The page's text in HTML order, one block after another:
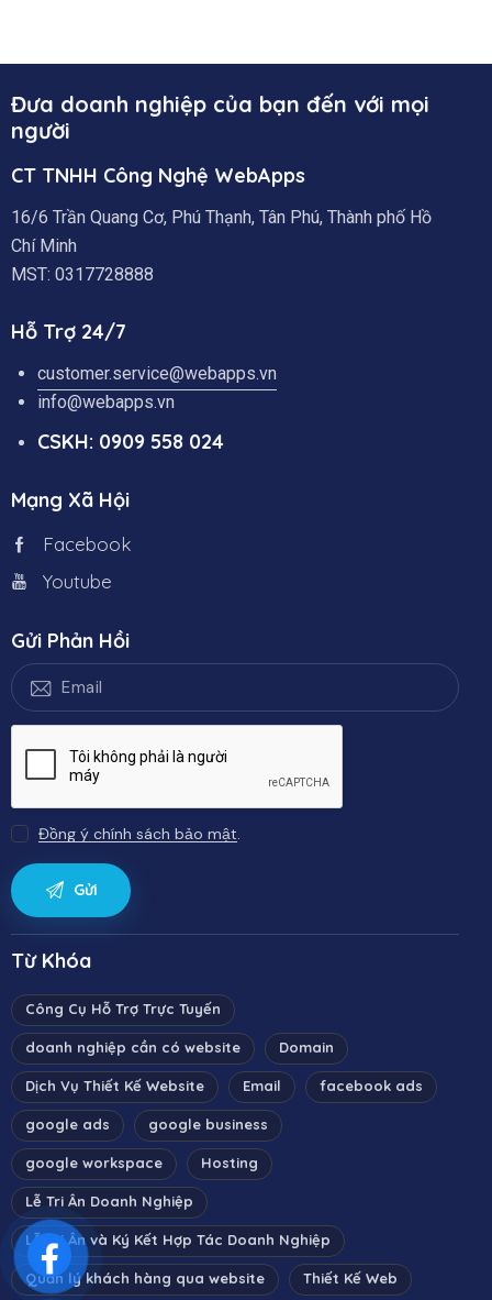
Đưa doanh nghiệp của bạn đến với mọi
người
CT TNHH Công Nghệ WebApps
16/6 Trần Quang Cơ, Phú Thạnh, Tân Phú, Thành phố Hồ
Chí Minh
MST: 0317728888
Hỗ Trợ 24/7
customer.service@webapps.vn
info@webapps.vn
CSKH: 0909 558 024
Mạng Xã Hội
Facebook
Youtube
Gửi Phản Hồi
Đồng ý chính sách bảo mật.
Từ Khóa
Công Cụ Hỗ Trợ Trực Tuyến
doanh nghiệp cần có website Domain
Dịch Vụ Thiết Kế Website Email facebook ads
google ads google business
google workspace Hosting
Lễ Tri Ân Doanh Nghiệp
Lễ Tri Ân và Ký Kết Hợp Tác Doanh Nghiệp
Quản lý khách hàng qua website Thiết Kế Web